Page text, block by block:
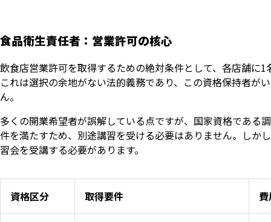
食品衛生責任者：営業許可の核心
飲食店営業許可を取得するための絶対条件として、各店舗に
これは選択の余地がない法的義務であり、この資格保持者が
ん。
多くの開業希望者が誤解している点ですが、国家資格である
件を満たすため、別途講習を受ける必要はありません。しか
習会を受講する必要があります。
資格区分 取得要件